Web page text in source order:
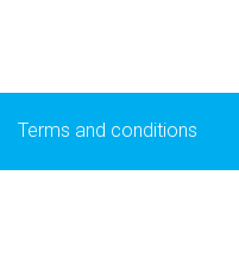
Terms and conditions